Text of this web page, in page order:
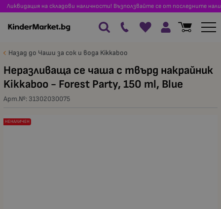
Ликвидация на складови наличности! Възползвайте се от последните
Назад до Чаши за сок и вода Kikkaboo
Неразливаща се чаша с твърд накрайник
Kikkaboo - Forest Party, 150 ml, Blue
Арт.№: 31302030075
НЕНАЛИЧЕН